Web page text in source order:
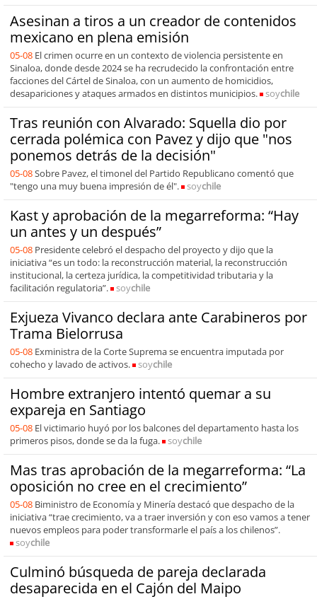
Asesinan a tiros a un creador de contenidos
mexicano en plena emisión
05-08 El crimen ocurre en un contexto de violencia persistente en
Sinaloa, donde desde 2024 se ha recrudecido la confrontación entre
facciones del Cártel de Sinaloa, con un aumento de homicidios,
desapariciones y ataques armados en distintos municipios.
soychile
Tras reunión con Alvarado: Squella dio por
cerrada polémica con Pavez y dijo que "nos
ponemos detrás de la decisión"
05-08Sobre Pavez, el timonel del Partido Republicano comentó que
"tengo una muy buena impresión de él".
soychile
Kast y aprobación de la megarreforma: “Hay
un antes y un después”
05-08 Presidente celebró el despacho del proyecto y dijo que la
iniciativa “es un todo: la reconstrucción material, la reconstrucción
institucional, la certeza jurídica, la competitividad tributaria y la
facilitación regulatoria”.
soychile
Exjueza Vivanco declara ante Carabineros por
Trama Bielorrusa
05-08 Exministra de la Corte Suprema se encuentra imputada por
cohecho y lavado de activos.
soychile
Hombre extranjero intentó quemar a su
expareja en Santiago
05-08 El victimario huyó por los balcones del departamento hasta los
primeros pisos, donde se da la fuga.
soychile
Mas tras aprobación de la megarreforma: “La
oposición no cree en el crecimiento”
05-08 Biministro de Economía y Minería destacó que despacho de la
iniciativa “trae crecimiento, va a traer inversión y con eso vamos a tener
nuevos empleos para poder transformarle el país a los chilenos”.
soychile
Culminó búsqueda de pareja declarada
desaparecida en el Cajón del Maipo